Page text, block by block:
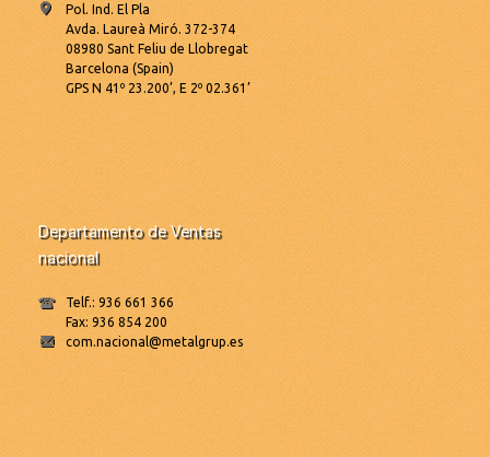
Pol. Ind. El Pla
Avda. Laureà Miró. 372-374
08980 Sant Feliu de Llobregat
Barcelona (Spain)
GPS N 41º 23.200’, E 2º 02.361’
Departamento de Ventas
nacional
Telf.: 936 661 366
Fax: 936 854 200
com.nacional@metalgrup.es